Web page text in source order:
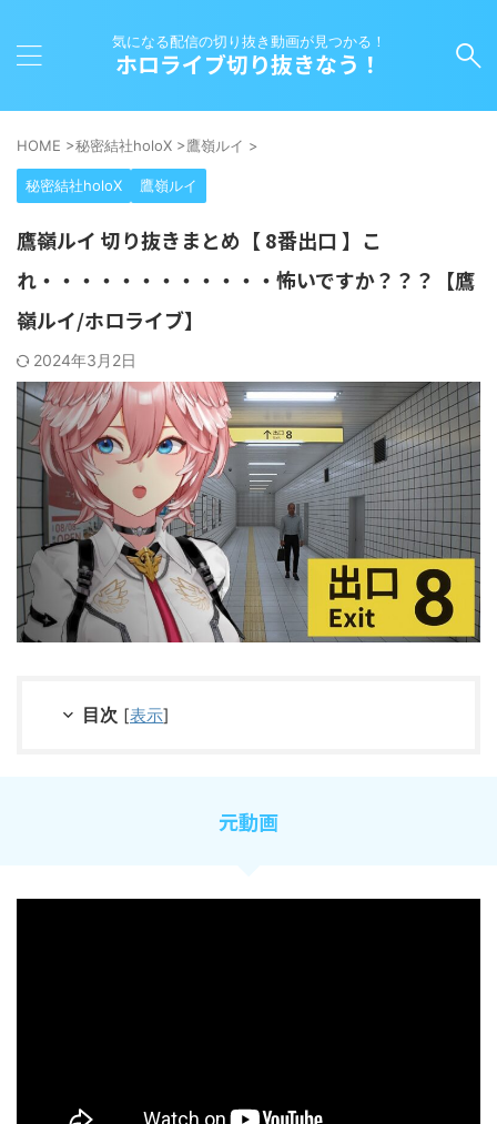
気になる配信の切り抜き動画が見つかる！
ホロライブ切り抜きなう！
HOME >秘密結社holoX >鷹嶺ルイ >
秘密結社holoX 鷹嶺ルイ
鷹嶺ルイ 切り抜きまとめ【 8番出口 】こ
れ・・・・・・・・・・・・怖いですか？？？【鷹
嶺ルイ/ホロライブ】
2024年3月2日
目次 [表示]
元動画